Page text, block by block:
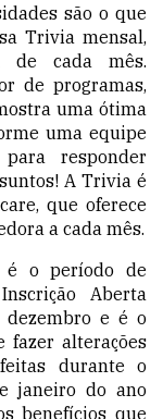
são o que
Trivia mensal,
de cada mês.
de programas,
uma ótima
uma equipe
responder
A Trivia é
que oferece
a cada mês.
é o período de
Aberta
e é o
fazer alterações
durante o
janeiro do ano
benefícios que